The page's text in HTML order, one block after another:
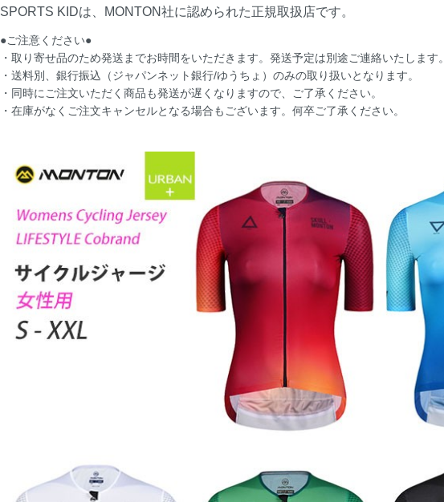
SPORTS KIDは、MONTON社に認められた正規取扱店です。
●ご注意ください●
・取り寄せ品のため発送までお時間をいただきます。発送予定は別途ご連絡いたします。
・送料別、銀行振込（ジャパンネット銀行/ゆうちょ）のみの取り扱いとなります。
・同時にご注文いただく商品も発送が遅くなりますので、ご了承ください。
・在庫がなくご注文キャンセルとなる場合もございます。何卒ご了承ください。